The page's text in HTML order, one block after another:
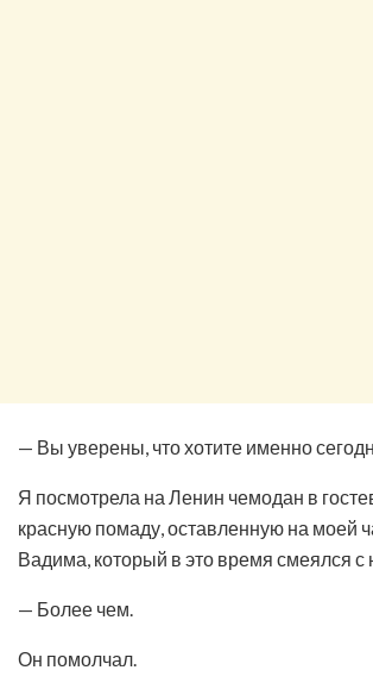
— Вы уверены, что хотите именно
Я посмотрела на Ленин чемодан в
красную помаду, оставленную на моей
Вадима, который в это время смеялся с
— Более чем.
Он помолчал.